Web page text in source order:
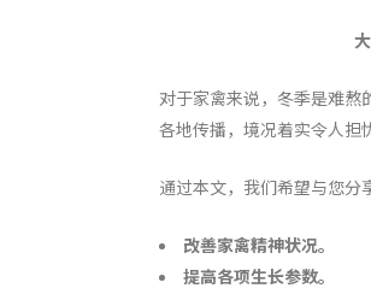
大自然的魔力帮
对于家禽来说，冬季是难熬
各地传播，境况着实令人担
通过本文，我们希望与您分
改善家禽精神状况。
提高各项生长参数。